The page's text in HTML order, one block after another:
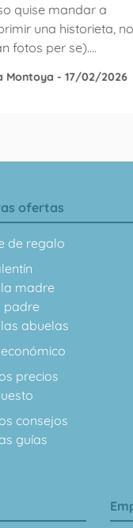
quise mandar a
una historieta, no
fotos per se)....
Montoya - 17/02/2026
ofertas
de regalo
madre
padre
abuelas
precios
consejos
guías